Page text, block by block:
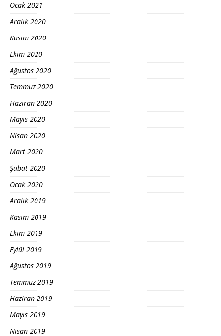
Ocak 2021
Aralık 2020
Kasım 2020
Ekim 2020
Ağustos 2020
Temmuz 2020
Haziran 2020
Mayıs 2020
Nisan 2020
Mart 2020
Şubat 2020
Ocak 2020
Aralık 2019
Kasım 2019
Ekim 2019
Eylül 2019
Ağustos 2019
Temmuz 2019
Haziran 2019
Mayıs 2019
Nisan 2019